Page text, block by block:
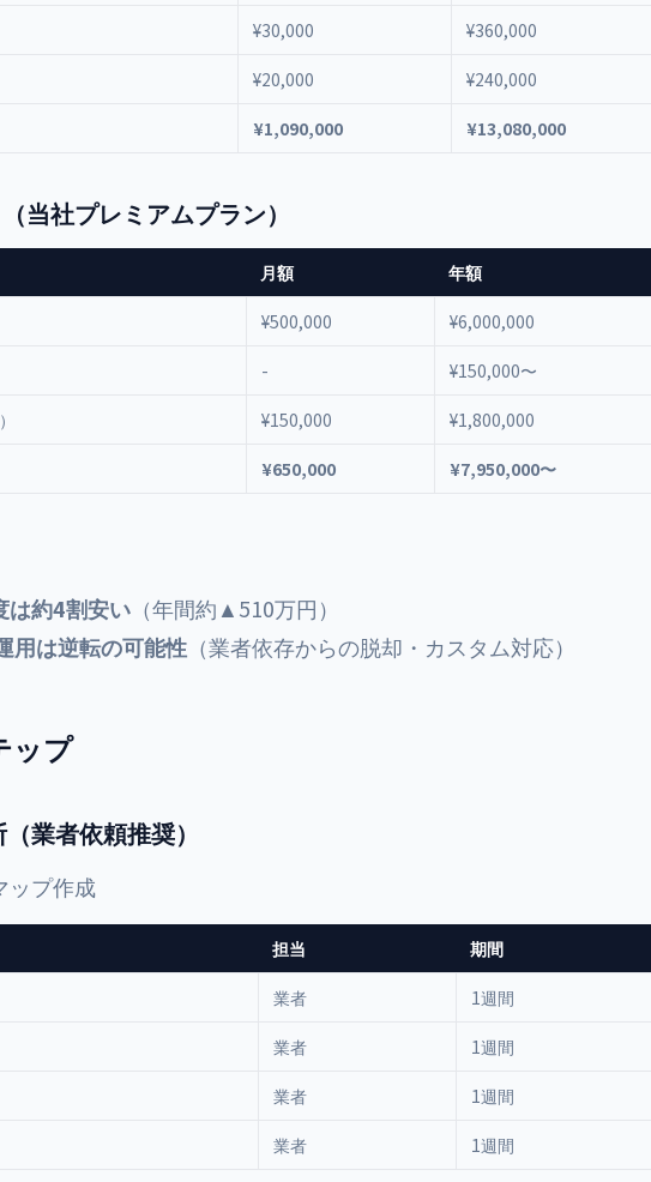
¥30,000 ¥360,000
¥20,000 ¥240,000
¥1,090,000 ¥13,080,000
当社プレミアムプラン）
月額 年額
¥500,000 ¥6,000,000
- ¥150,000〜
¥150,000 ¥1,800,000
¥650,000 ¥7,950,000〜
は約4割安い （年間約▲510万円）
用は逆転の可能性 （業者依存からの脱却・カスタム対応）
ップ
業者依頼推奨）
ップ作成
担当 期間
業者 1週間
業者 1週間
業者 1週間
業者 1週間